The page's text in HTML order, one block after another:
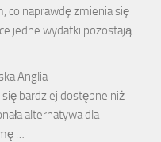
co naprawdę zmienia się
jedne wydatki pozostają
Anglia
bardziej dostępne niż
alternatywa dla
…